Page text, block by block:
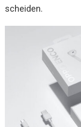
scheiden.